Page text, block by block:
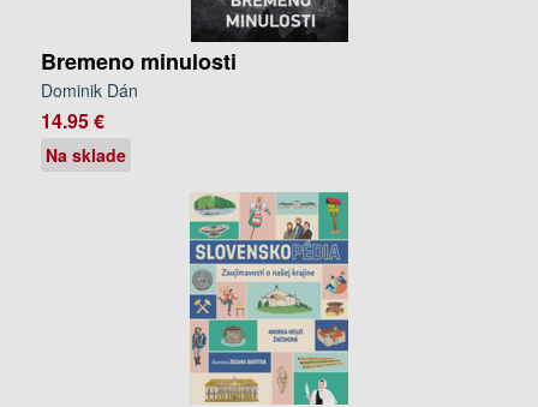
Bremeno minulosti
Dominik Dán
14.95 €
Na sklade